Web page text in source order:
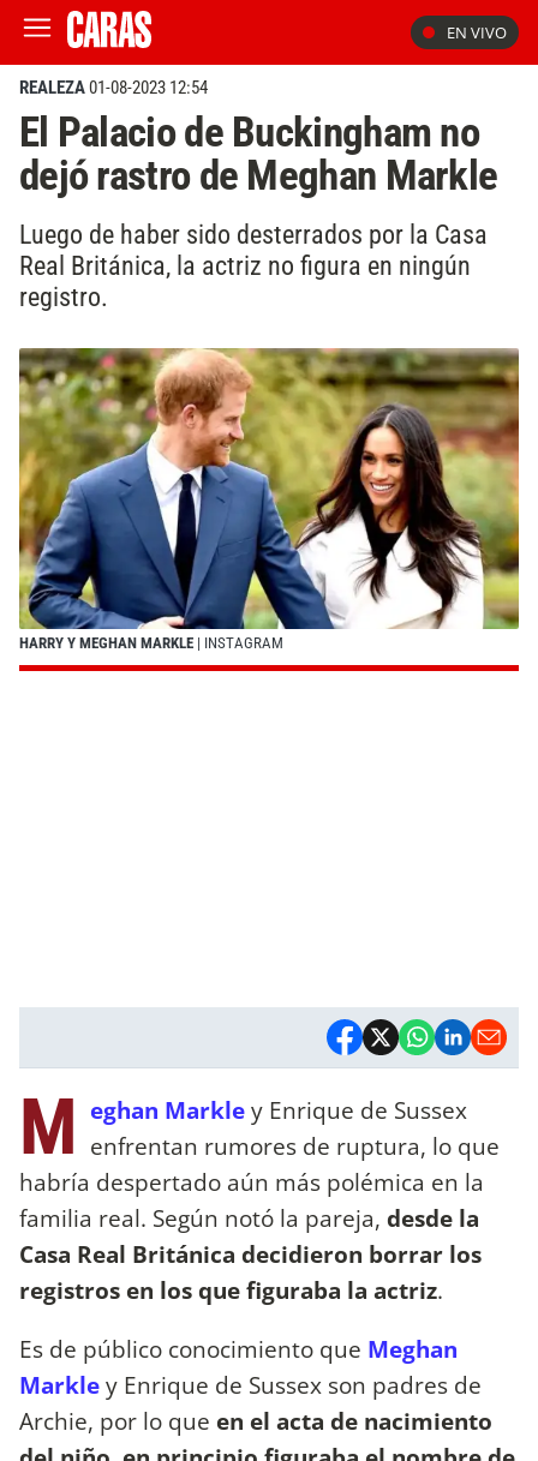
EN VIVO
REALEZA01-08-2023 12:54
El Palacio de Buckingham no
dejó rastro de Meghan Markle
Luego de haber sido desterrados por la Casa
Real Británica, la actriz no figura en ningún
registro.
HARRY Y MEGHAN MARKLE | INSTAGRAM
M eghan Markley Enrique de Sussex
enfrentan rumores de ruptura, lo que
habría despertado aún más polémica en la
familia real. Según notó la pareja, desde la
Casa Real Británica decidieron borrar los
registros en los que figuraba la actriz.
Es de público conocimiento que Meghan
Markley Enrique de Sussex son padres de
Archie, por lo que en el acta de nacimiento